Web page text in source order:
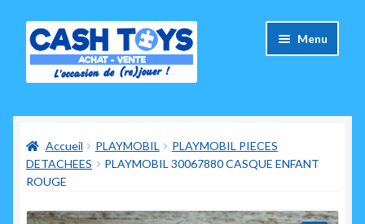
Aller
à
Aller
au
contenu
Menu
Carte Cadeau
Panier
Accueil PLAYMOBIL
PLAYMOBIL PIECES
DETACHEES
PLAYMOBIL 30067880 CASQUE ENFANT
ROUGE